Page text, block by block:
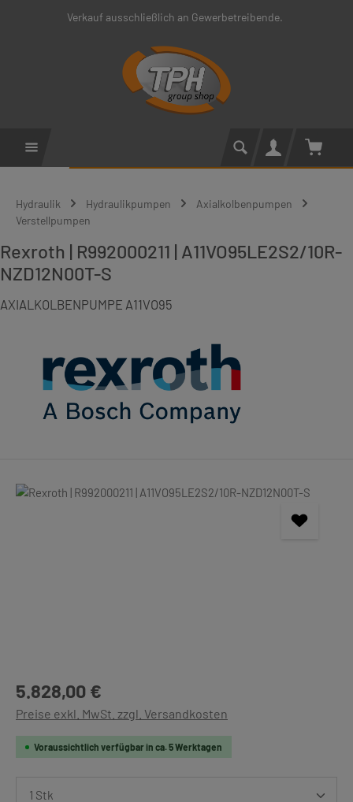
Zum Hauptinhalt springenVerkauf ausschließlich an Gewerbetreibende.
Hydraulik Hydraulikpumpen
Axialkolbenpumpen
Verstellpumpen
Rexroth | R992000211 | A11VO95LE2S2/10R-
NZD12N00T-S
AXIALKOLBENPUMPE A11VO95
Bildergalerie überspringen
Regulärer Preis:
5.828,00 €
Preise exkl. MwSt. zzgl. Versandkosten
Voraussichtlich verfügbar in ca. 5 Werktagen